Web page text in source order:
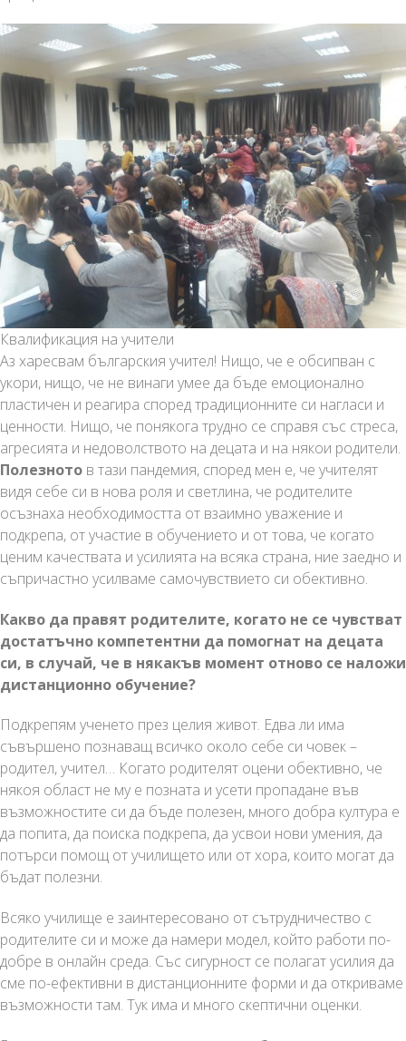
Квалификация на учители
Аз харесвам българския учител! Нищо, че е обсипван с
укори, нищо, че не винаги умее да бъде емоционално
пластичен и реагира според традиционните си нагласи и
ценности. Нищо, че понякога трудно се справя със стреса,
агресията и недоволството на децата и на някои родители.
Полезното в тази пандемия, според мен е, че учителят
видя себе си в нова роля и светлина, че родителите
осъзнаха необходимостта от взаимно уважение и
подкрепа, от участие в обучението и от това, че когато
ценим качествата и усилията на всяка страна, ние заедно и
съпричастно усилваме самочувствието си обективно.
Какво да правят родителите, когато не се чувстват
достатъчно компетентни да помогнат на децата
си, в случай, че в някакъв момент отново се наложи
дистанционно обучение?
Подкрепям ученето през целия живот. Едва ли има
съвършено познаващ всичко около себе си човек –
родител, учител… Когато родителят оцени обективно, че
някоя област не му е позната и усети пропадане във
възможностите си да бъде полезен, много добра култура е
да попита, да поиска подкрепа, да усвои нови умения, да
потърси помощ от училището или от хора, които могат да
бъдат полезни.
Всяко училище е заинтересовано от сътрудничество с
родителите си и може да намери модел, който работи по-
добре в онлайн среда. Със сигурност се полагат усилия да
сме по-ефективни в дистанционните форми и да откриваме
възможности там. Тук има и много скептични оценки.